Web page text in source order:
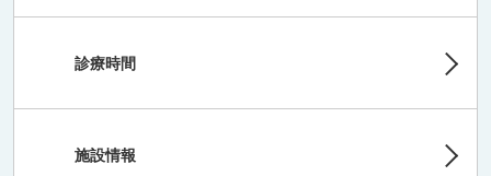
診療時間
施設情報